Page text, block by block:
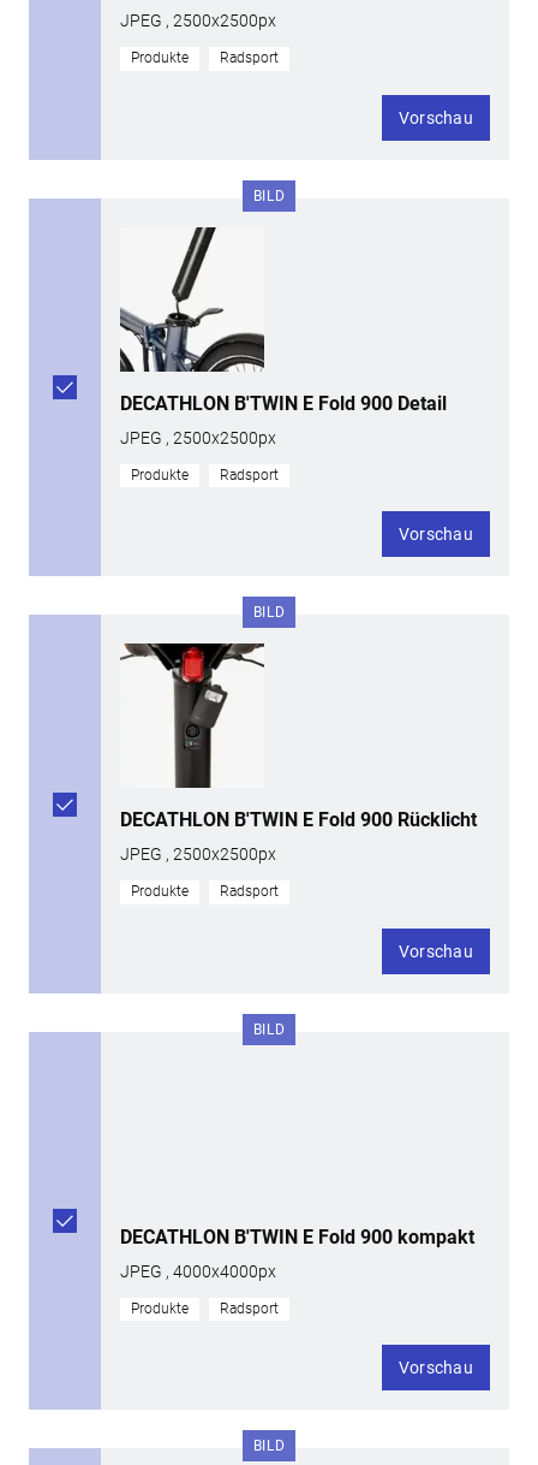
JPEG , 2500x2500px
Produkte Radsport
Vorschau
BILD
DECATHLON B'TWIN E Fold 900 Detail
JPEG , 2500x2500px
Produkte Radsport
Vorschau
BILD
DECATHLON B'TWIN E Fold 900 Rücklicht
JPEG , 2500x2500px
Produkte Radsport
Vorschau
BILD
DECATHLON B'TWIN E Fold 900 kompakt
JPEG , 4000x4000px
Produkte Radsport
Vorschau
BILD